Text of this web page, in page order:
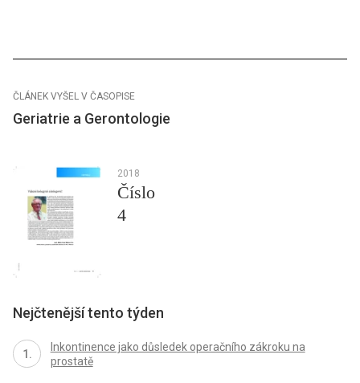
ČLÁNEK VYŠEL V ČASOPISE
Geriatrie a Gerontologie
2018
Číslo
4
Nejčtenější tento týden
Inkontinence jako důsledek operačního zákroku na
prostatě